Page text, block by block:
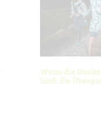
Wenn die
läuft die